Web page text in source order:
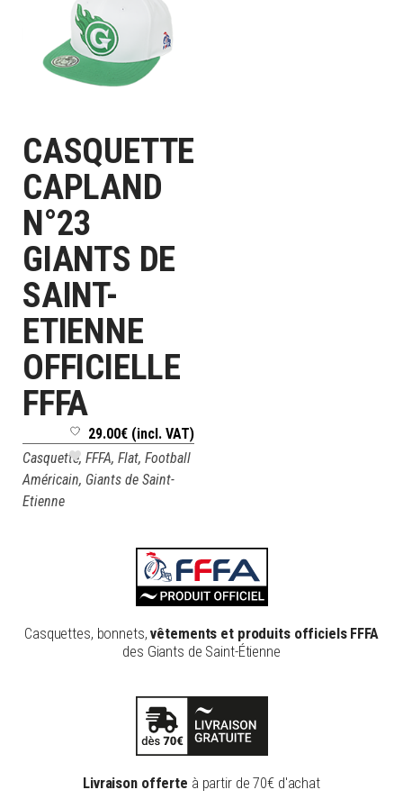
LIRE LA SUITE
CASQUETTE
CAPLAND
N°23
GIANTS DE
SAINT-
ETIENNE
OFFICIELLE
FFFA
29.00€ (incl. VAT)
Casquette, FFFA, Flat, Football
Américain, Giants de Saint-
Etienne
Casquettes, bonnets,vêtements et produits officiels FFFA
des Giants de Saint-Étienne
Livraison offerte à partir de 70€ d'achat